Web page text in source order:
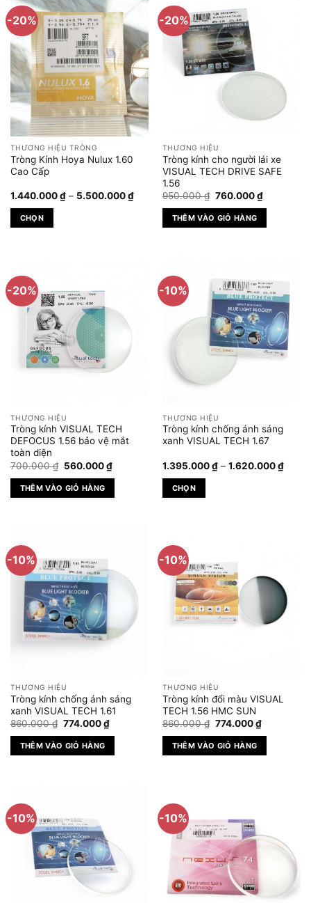
có
nhiều
biến
thể.
Các
tùy
chọn
thể
được
chọn
trên
sản
phẩm
-20%
THƯƠNG HIỆU TRÒNG
Tròng Kính Hoya Nulux 1.60
Cao Cấp
1.440.000₫ – 5.500.000₫Khoảng
giá:
1.440.000 ₫
CHỌN
có
nhiều
biến
chọn
chọn
trên
trang
sản
phẩm
-20%
THƯƠNG HIỆU
Tròng kính cho người lái xe
VISUAL TECH DRIVE SAFE
1.56
950.000₫ Giá
là:
950.000 ₫.
760.000₫Giá
hiện
760.000
THÊM VÀO GIỎ HÀNG
-20%
THƯƠNG HIỆU
Tròng kính VISUAL TECH
DEFOCUS 1.56 bảo vệ mắt
toàn diện
700.000₫ Giá
là:
700.000 ₫.
560.000₫Giá
hiện
560.000 ₫.
THÊM VÀO GIỎ HÀNG
-10%
THƯƠNG HIỆU
Tròng kính chống ánh sáng
xanh VISUAL TECH 1.67
1.395.000₫ – 1.620.000₫
giá:
CHỌN
có
nhiều
biến
thể.
Các
tùy
chọn
trên
trang
sản
-10%
THƯƠNG HIỆU
Tròng kính chống ánh sáng
xanh VISUAL TECH 1.61
860.000₫ Giá
là:
860.000 ₫.
774.000₫Giá
hiện
774.000 ₫.
THÊM VÀO GIỎ HÀNG
-10%
THƯƠNG HIỆU
Tròng kính đổi màu VISUAL
TECH 1.56 HMC SUN
860.000₫ Giá
là:
860.000 ₫.
774.000₫Giá
hiện
774.000 ₫.
THÊM VÀO GIỎ HÀNG
-10% -10%